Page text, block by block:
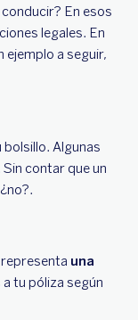
En esos
legales. En
ejemplo a seguir,
bolsillo. Algunas
contar que un
una
tu póliza según